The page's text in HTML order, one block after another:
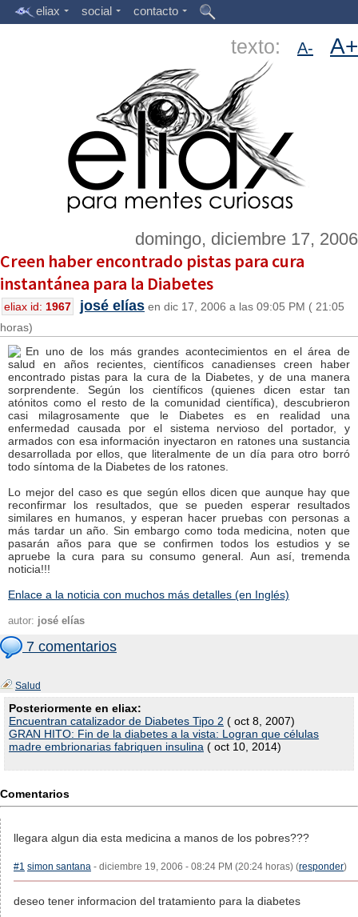
eliax social contacto
texto: A- A+
domingo, diciembre 17, 2006
Creen haber encontrado pistas para cura
instantánea para la Diabetes
eliax id: 1967 josé elías en dic 17, 2006 a las 09:05 PM ( 21:05
horas)
En uno de los más grandes acontecimientos en el área de
salud en años recientes, científicos canadienses creen haber
encontrado pistas para la cura de la Diabetes, y de una manera
sorprendente. Según los científicos (quienes dicen estar tan
atónitos como el resto de la comunidad científica), descubrieron
casi milagrosamente que le Diabetes es en realidad una
enfermedad causada por el sistema nervioso del portador, y
armados con esa información inyectaron en ratones una sustancia
desarrollada por ellos, que literalmente de un día para otro borró
todo síntoma de la Diabetes de los ratones.
Lo mejor del caso es que según ellos dicen que aunque hay que
reconfirmar los resultados, que se pueden esperar resultados
similares en humanos, y esperan hacer pruebas con personas a
más tardar un año. Sin embargo como toda medicina, noten que
pasarán años para que se confirmen todos los estudios y se
apruebe la cura para su consumo general. Aun así, tremenda
noticia!!!
Enlace a la noticia con muchos más detalles (en Inglés)
autor: josé elías
7 comentarios
Salud
Posteriormente en eliax:
Encuentran catalizador de Diabetes Tipo 2 ( oct 8, 2007)
GRAN HITO: Fin de la diabetes a la vista: Logran que células
madre embrionarias fabriquen insulina ( oct 10, 2014)
Comentarios
llegara algun dia esta medicina a manos de los pobres???
#1 simon santana - diciembre 19, 2006 - 08:24 PM (20:24 horas) (responder)
deseo tener informacion del tratamiento para la diabetes